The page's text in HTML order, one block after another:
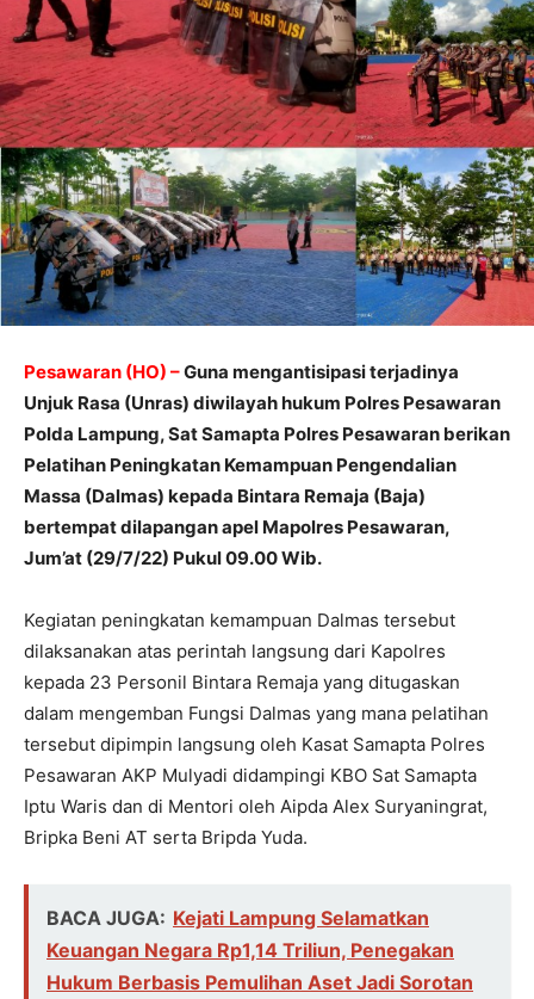
Pesawaran (HO) –Guna mengantisipasi terjadinya
Unjuk Rasa (Unras) diwilayah hukum Polres Pesawaran
Polda Lampung, Sat Samapta Polres Pesawaran berikan
Pelatihan Peningkatan Kemampuan Pengendalian
Massa (Dalmas) kepada Bintara Remaja (Baja)
bertempat dilapangan apel Mapolres Pesawaran,
Jum’at (29/7/22) Pukul 09.00 Wib.
Kegiatan peningkatan kemampuan Dalmas tersebut
dilaksanakan atas perintah langsung dari Kapolres
kepada 23 Personil Bintara Remaja yang ditugaskan
dalam mengemban Fungsi Dalmas yang mana pelatihan
tersebut dipimpin langsung oleh Kasat Samapta Polres
Pesawaran AKP Mulyadi didampingi KBO Sat Samapta
Iptu Waris dan di Mentori oleh Aipda Alex Suryaningrat,
Bripka Beni AT serta Bripda Yuda.
BACA JUGA: Kejati Lampung Selamatkan
Keuangan Negara Rp1,14 Triliun, Penegakan
Hukum Berbasis Pemulihan Aset Jadi Sorotan